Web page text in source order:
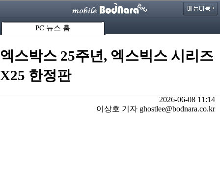
PC 뉴스 홈
엑스박스 25주년, 엑스빅스 시리즈
X25 한정판
2026-06-08 11:14
이상호 기자 ghostlee@bodnara.co.kr